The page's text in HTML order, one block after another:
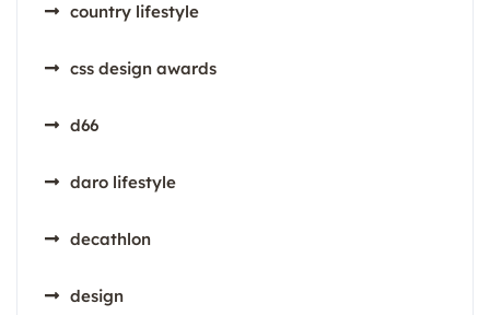
country lifestyle
css design awards
d66
daro lifestyle
decathlon
design